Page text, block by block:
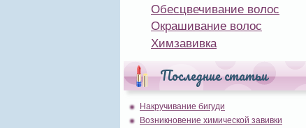
Обесцвечивание волос
Окрашивание волос
Химзавивка
Последние статьи
Накручивание бигуди
Возникновение химической завивки